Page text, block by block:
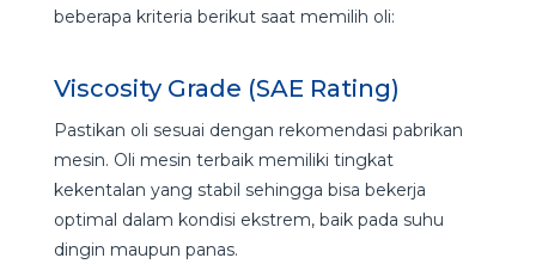
beberapa kriteria berikut saat memilih oli:
Viscosity Grade (SAE Rating)
Pastikan oli sesuai dengan rekomendasi pabrikan
mesin. Oli mesin terbaik memiliki tingkat
kekentalan yang stabil sehingga bisa bekerja
optimal dalam kondisi ekstrem, baik pada suhu
dingin maupun panas.